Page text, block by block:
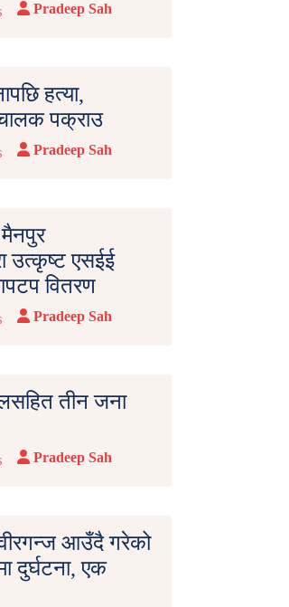
Pradeep Sah
हत्या,
पक्राउ
Pradeep Sah
मैनपुर
उत्कृष्ट एसईई
वितरण
Pradeep Sah
तीन जना
Pradeep Sah
वीरगन्ज आउँदै गरेको
दुर्घटना, एक